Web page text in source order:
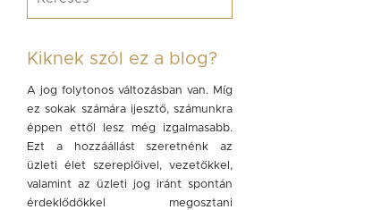
Kiknek szól ez a blog?
A jog folytonos változásban van. Míg
ez sokak számára ijesztő, számunkra
éppen ettől lesz még izgalmasabb.
Ezt a hozzáállást szeretnénk az
üzleti élet szereplőivel, vezetőkkel,
valamint az üzleti jog iránt spontán
érdeklődőkkel megosztani